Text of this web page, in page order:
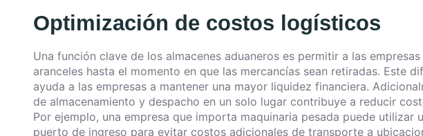
Optimización de costos logísticos
Una función clave de los almacenes aduaneros es permitir a las
aranceles hasta el momento en que las mercancías sean retiradas. Este
ayuda a las empresas a mantener una mayor liquidez financiera.
de almacenamiento y despacho en un solo lugar contribuye a reducir
Por ejemplo, una empresa que importa maquinaria pesada puede utilizar
puerto de ingreso para evitar costos adicionales de transporte a